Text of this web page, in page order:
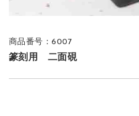
商品番号：6007
篆刻用 二面硯